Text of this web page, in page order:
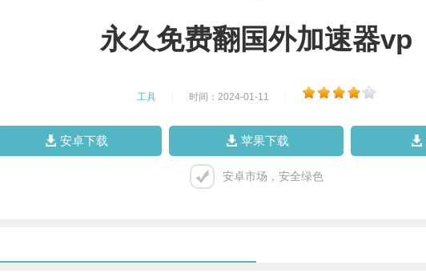
永久免费翻国外加速器vp
工具 时间：2024-01-11
安卓下载 苹果下载
安卓市场，安全绿色